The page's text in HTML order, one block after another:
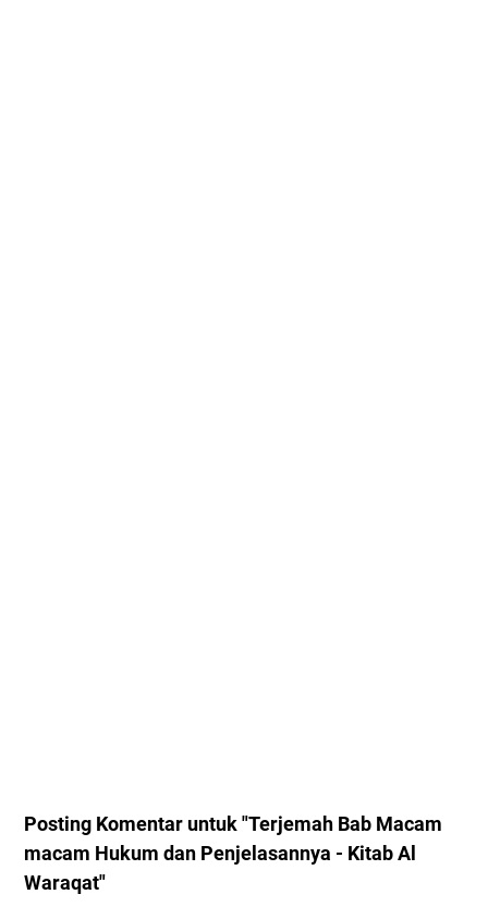
Posting Komentar untuk "Terjemah Bab Macam
macam Hukum dan Penjelasannya - Kitab Al
Waraqat"